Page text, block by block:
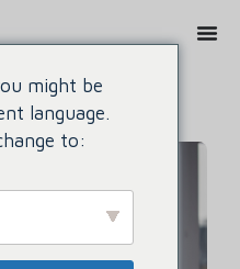
might be
language.
to: